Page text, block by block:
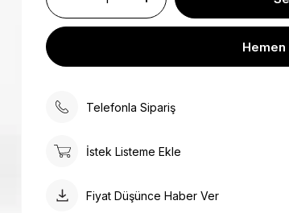
Telefonla Sipariş
İstek Listeme Ekle
Fiyat Düşünce Haber Ver